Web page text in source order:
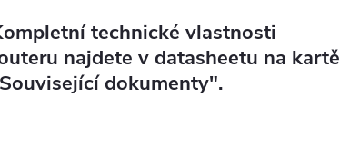
technické vlastnosti
najdete v datasheetu na kartě
dokumenty".